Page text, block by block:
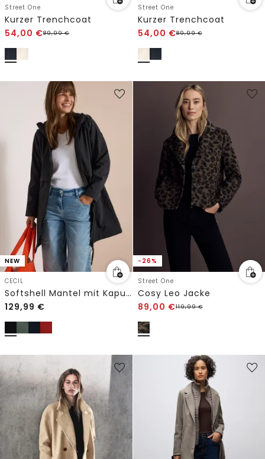
Street One
Kurzer Trenchcoat
54,00 €89,99€
Street One
Kurzer Trenchcoat
54,00 €89,99€
NEW
CECIL
Softshell Mantel mit Kapuze
129,99 €
-26%
Street One
Cosy Leo Jacke
89,00 €119,99€